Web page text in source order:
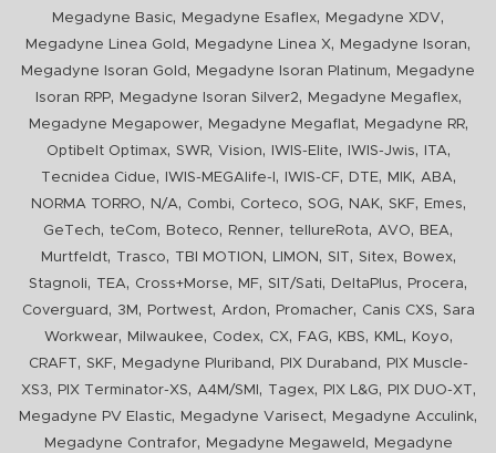
Megadyne Basic, Megadyne Esaflex, Megadyne XDV,
Megadyne Linea Gold , Megadyne Linea X, Megadyne Isoran,
Megadyne Isoran Gold , Megadyne Isoran Platinum,
Megadyne
Isoran RPP, Megadyne Isoran Silver2, Megadyne Megaflex,
Megadyne Megapower, Megadyne Megaflat, Megadyne RR,
Optibelt Optimax, SWR, Vision, IWIS-Elite, IWIS-Jwis, ITA,
Tecnidea Cidue, IWIS-MEGAlife-I , IWIS-CF, DTE, MIK, ABA,
NORMA TORRO, N/A, Combi, Corteco, SOG, NAK, SKF, Emes,
GeTech, teCom, Boteco, Renner, tellureRota, AVO, BEA,
Murtfeldt, Trasco, TBI MOTION , LIMON , SIT, Sitex, Bowex,
Stagnoli, TEA, Cross+Morse, MF, SIT/Sati, DeltaPlus, Procera,
Coverguard , 3M , Portwest, Ardon, Promacher, Canis CXS, Sara
Workwear, Milwaukee, Codex, CX, FAG, KBS, KML, Koyo,
CRAFT, SKF, Megadyne Pluriband , PIX Duraband ,
PIX Muscle-
XS3, PIX Terminator-XS, A4M/SMI , Tagex, PIX L&G, PIX DUO-XT,
Megadyne PV Elastic, Megadyne Varisect, Megadyne Acculink,
Megadyne Contrafor, Megadyne Megaweld , Megadyne